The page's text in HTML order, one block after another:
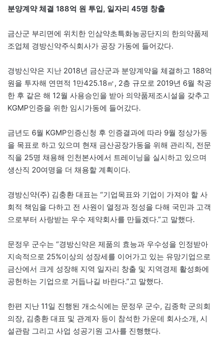
분양계약 체결 188억 원 투입, 일자리 45명 창출
금산군 부리면에 위치한 인삼약초특화농공단지의 한의약품제
조업체 경방신약주식회사가 공장 가동에 들어갔다.
경방신약은 지난 2018년 금산군과 분양계약을 체결하고 188억
원을 투자해 연면적 1만425.18㎡, 2층 규모로 2019년 6월 착공
한 후 같은 해 12월 사용승인을 받아 의약품제조시설을 갖추고
KGMP인증을 위한 임시가동에 들어갔다.
금년도 6월 KGMP인증신청 후 인증결과에 따라 9월 정상가동
을 목표로 하고 있으며 현재 금산공장가동을 위해 관리직, 전문
직을 25명 채용해 인천본사에서 트레이닝을 실시하고 있으며
생산직 20여명을 더 채용할 계획이다.
경방신약(주) 김충환 대표는 “기업목표와 기업이 가져야 할 사
회적 책임을 다하고 전 사원이 열정과 정성을 다해 국민과 고객
으로부터 사랑받는 우수 제약회사를 만들겠다.”고 말했다.
문정우 군수는 “경방신약은 제품의 효능과 우수성을 인정받아
지속적으로 25%이상의 성장세를 이어가고 있는 유망기업으로
금산에서 크게 성장해 지역 일자리 창출 및 지역경제 활성화에
공헌하는 기업으로 거듭나길 바란다.”고 말했다.
한편 지난 11일 진행된 개소식에는 문정우 군수, 김종학 군의회
의장, 김충환 대표 및 관계자 등이 참석한 가운데 회사소개, 시
설관람 그리고 사업 성공기원 고사를 진행했다.